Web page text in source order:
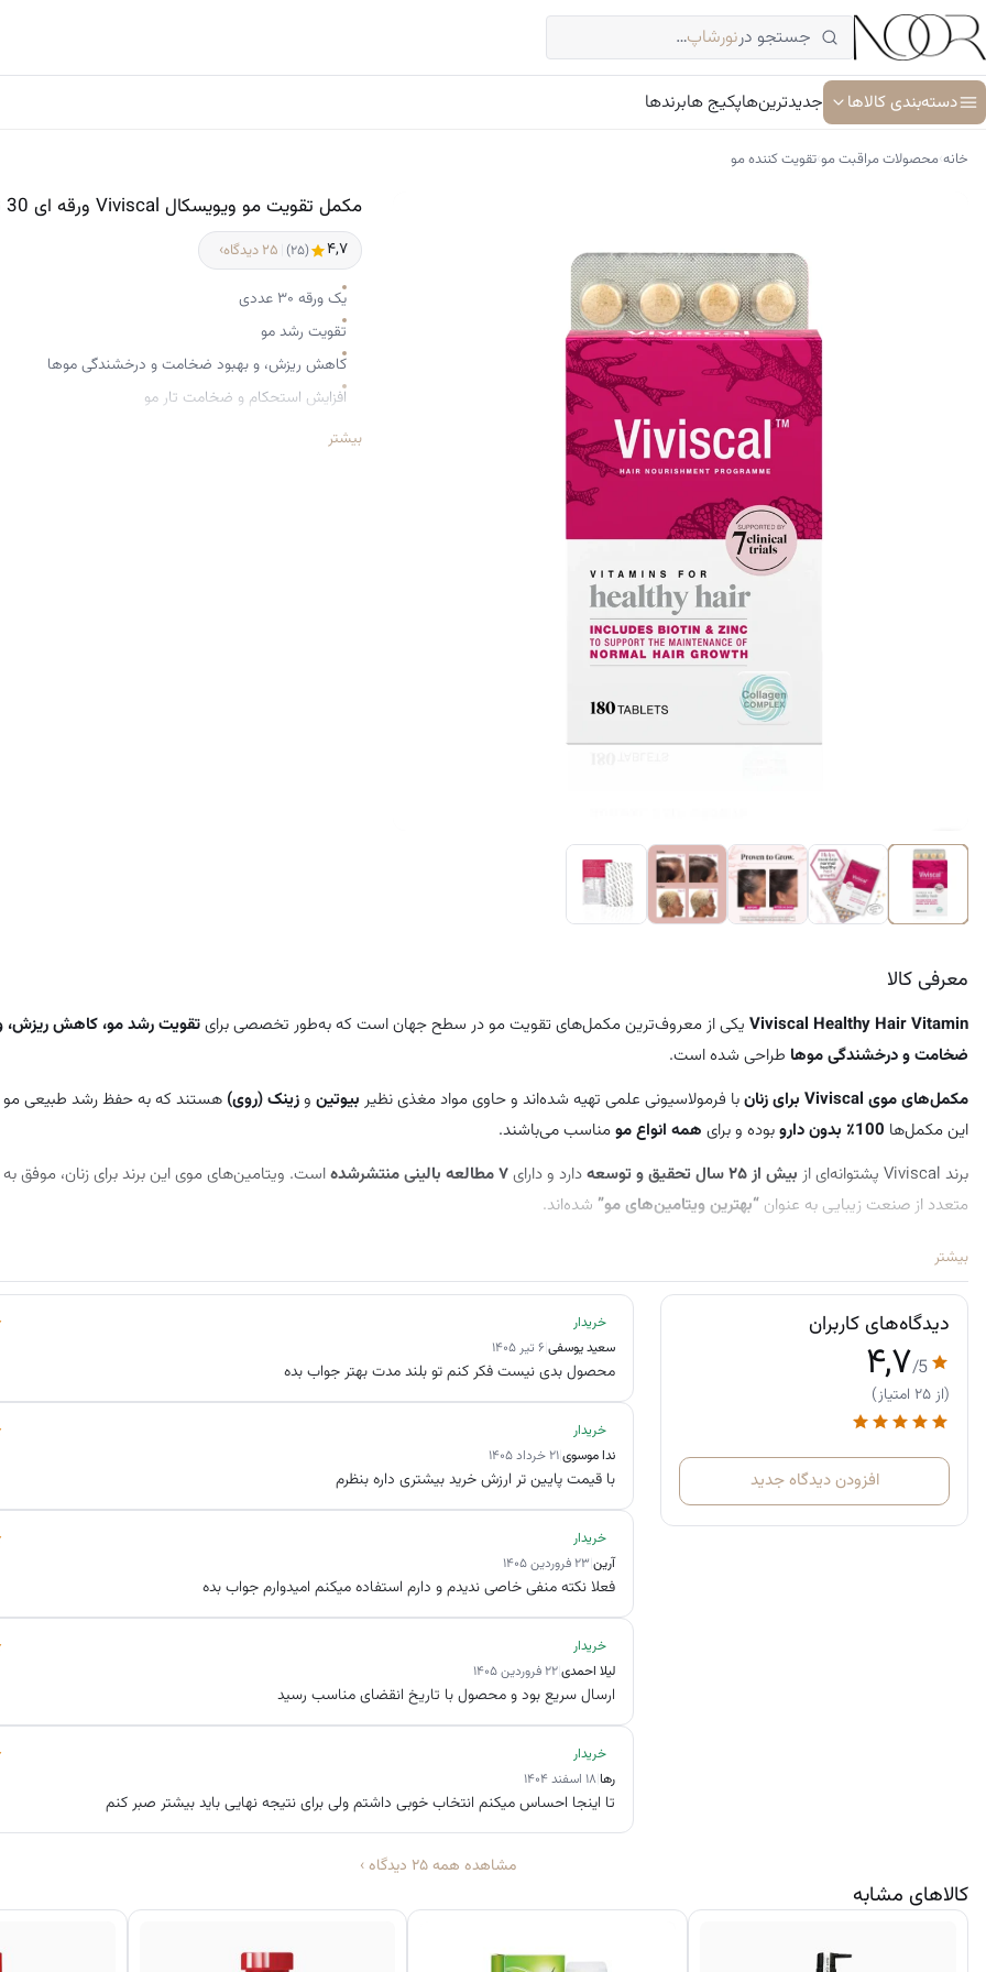
رفتن
به
محتوا
جستجو درنورشاپ…
دسته‌بندی کالاها
جوان کننده و ضد پیری پوست
شوینده پوست و صورت
جدیدترین‌هاپکیج هابرندها
خانه›محصولات مراقبت مو›تقویت کننده مو
مکمل تقویت مو ویويسکال Viviscal ورقه ای 30 تایی
۴,۷ (۲۵) ۲۵ دیدگاه ›
یک ورقه ۳۰ عددی
تقویت رشد مو
کاهش ریزش، و بهبود ضخامت و درخشندگی موها
افزایش استحکام و ضخامت تار مو
حفظ انعطاف‌پذیری مو و جلوگیری از شکستگیبیشتر
معرفی کالا
Viviscal Healthy Hair Vitamin یکی از معروف‌ترین مکمل‌های تقویت مو در سطح جهان است که به‌طور تخصصی برایتقویت رشد مو، کاهش ریزش،
ضخامت و درخشندگی موها طراحی شده است.
مکمل‌های موی Viviscal برای زنان
با فرمولاسیونی علمی تهیه شده‌اند و حاوی مواد مغذی نظیر بیوتین وزینک (روی) هستند که به حفظ رشد طبیعی
این مکمل‌ها 100٪ بدون دارو بوده و برای همه انواع مومناسب می‌باشند.
برند Viviscal پشتوانه‌ای از
بیش از ۲۵ سال تحقیق و توسعه دارد و دارای۷ مطالعه بالینی منتشرشده
است. ویتامین‌های موی این برند برای زنان، موفق
متعدد از صنعت زیبایی به عنوان “بهترین ویتامین‌های مو” شده‌اند.
تنها مکمل‌های مخصوص زنان Viviscal حاوی
سایر ترکیبات فعال آن شاملآهن، سیلیکا، ویتامین C وعصاره دانه ارزن سرشار از آنتی‌اکسیداناست.
طعم لیمویی بهبودیافته
برای رسیدن به بهترین نتیجه، قرص‌ها باید
روزانه دو عدد و به مدت حداقل ۳ تا ۶ ماه
مصرف شوند.
این محصول یک راهکار آسان و بدون نیاز به جراحی برای تقویت رشد مو است.
با استفاده از
مجموعه کامل محصولات Viviscal شامل مکمل‌ها، شامپو، نرم‌کننده و سرم، موهایی
مکمل موی Viviscal برای زنان – بسته ۱۸۰ عددی (مناسب برای ۳ ماه مصرف)
عواملی که می‌توانند بر رشد سالم مو تأثیر بگذارند شامل موارد زیر هستند:
این عوامل می‌توانند باعثشکنندگی مو و ریزش بیش از حدشوند. بنابراین لازم است کهمو و پوست سر سالم، تقویت‌شده و تغذیه‌شدهباشند تا محیط
بیشتر
دیدگاه‌های کاربران
۴,۷/5
(از ۲۵ امتیاز)
افزودن دیدگاه جدید
خریدار
سعید یوسفی ۶ تیر ۱۴۰۵
محصول بدی نیست فکر کنم تو بلند مدت بهتر جواب بده
خریدار
ندا موسوی۲۱ خرداد ۱۴۰۵
با قیمت پایین تر ارزش خرید بیشتری داره بنظرم
خریدار
آرین ۲۳ فروردین ۱۴۰۵
فعلا نکته منفی خاصی ندیدم و دارم استفاده میکنم امیدوارم جواب بده
خریدار
لیلا احمدی۲۲ فروردین ۱۴۰۵
ارسال سریع بود و محصول با تاریخ انقضای مناسب رسید
خریدار
رها۱۸ اسفند ۱۴۰۴
تا اینجا احساس میکنم انتخاب خوبی داشتم ولی برای نتیجه نهایی باید بیشتر صبر کنم
مشاهده همه ۲۵ دیدگاه ›
کالاهای مشابه